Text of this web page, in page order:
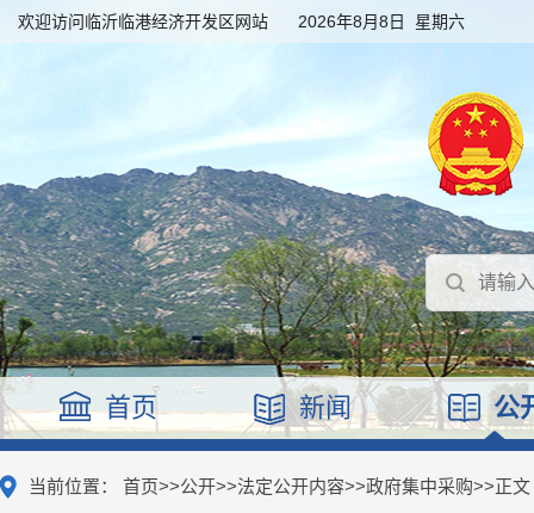
欢迎访问临沂临港经济开发区网站 2026年8月8日 星期六
首页 新闻 公
当前位置： 首页>>公开>>法定公开内容>>政府集中采购>>正文